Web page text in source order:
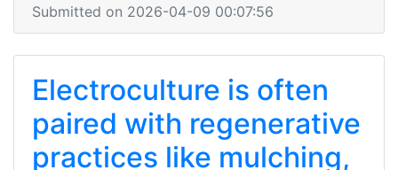
Submitted on 2026-04-09 00:07:56
Electroculture is often
paired with regenerative
practices like mulching,